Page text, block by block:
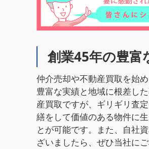
創業45年の豊富
仲介売却や不動産買取を始
豊富な実績と地域に根差し
産買取ですが、ギリギリ査
繕をして価値のある物件に
とが可能です。また、自社
ざいましたら、ぜひ当社にご